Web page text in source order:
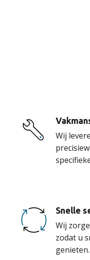
Wij
Snelle
Wij
zodat u
genieten.